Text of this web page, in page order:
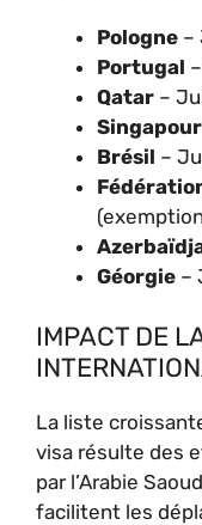
Pologne –
Portugal
Qatar –
Singapour
Brésil –
Géorgie –
IMPACT DE
La liste
visa résulte des
par l’Arabie
facilitent les